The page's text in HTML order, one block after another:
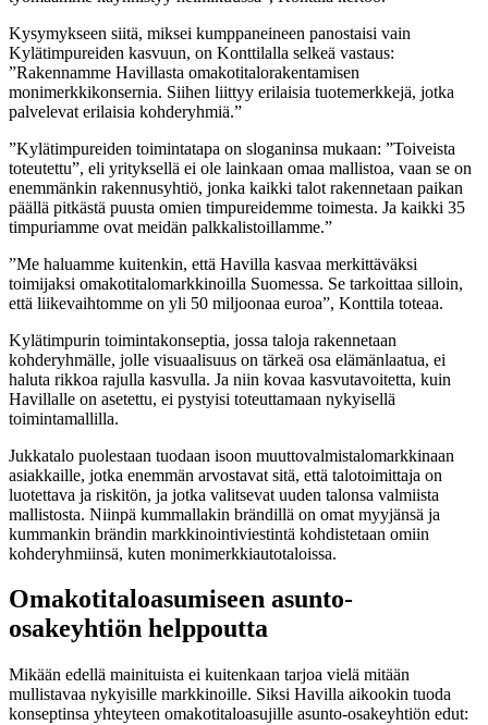
Kysymykseen siitä, miksei kumppaneineen panostaisi vain
Kylätimpureiden kasvuun, on Konttilalla selkeä vastaus:
”Rakennamme Havillasta omakotitalorakentamisen
monimerkkikonsernia. Siihen liittyy erilaisia tuotemerkkejä, jotka
palvelevat erilaisia kohderyhmiä.”
”Kylätimpureiden toimintatapa on sloganinsa mukaan: ”Toiveista
toteutettu”, eli yrityksellä ei ole lainkaan omaa mallistoa, vaan se on
enemmänkin rakennusyhtiö, jonka kaikki talot rakennetaan paikan
päällä pitkästä puusta omien timpureidemme toimesta. Ja kaikki 35
timpuriamme ovat meidän palkkalistoillamme.”
”Me haluamme kuitenkin, että Havilla kasvaa merkittäväksi
toimijaksi omakotitalomarkkinoilla Suomessa. Se tarkoittaa silloin,
että liikevaihtomme on yli 50 miljoonaa euroa”, Konttila toteaa.
Kylätimpurin toimintakonseptia, jossa taloja rakennetaan
kohderyhmälle, jolle visuaalisuus on tärkeä osa elämänlaatua, ei
haluta rikkoa rajulla kasvulla. Ja niin kovaa kasvutavoitetta, kuin
Havillalle on asetettu, ei pystyisi toteuttamaan nykyisellä
toimintamallilla.
Jukkatalo puolestaan tuodaan isoon muuttovalmistalomarkkinaan
asiakkaille, jotka enemmän arvostavat sitä, että talotoimittaja on
luotettava ja riskitön, ja jotka valitsevat uuden talonsa valmiista
mallistosta. Niinpä kummallakin brändillä on omat myyjänsä ja
kummankin brändin markkinointiviestintä kohdistetaan omiin
kohderyhmiinsä, kuten monimerkkiautotaloissa.
Omakotitaloasumiseen asunto-
osakeyhtiön helppoutta
Mikään edellä mainituista ei kuitenkaan tarjoa vielä mitään
mullistavaa nykyisille markkinoille. Siksi Havilla aikookin tuoda
konseptinsa yhteyteen omakotitaloasujille asunto-osakeyhtiön edut: